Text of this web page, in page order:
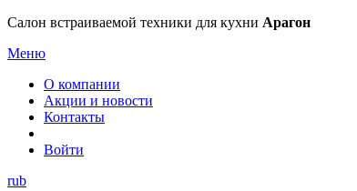
Салон встраиваемой техники для кухни Арагон
Меню
О компании
Акции и новости
Контакты
Войти
rub